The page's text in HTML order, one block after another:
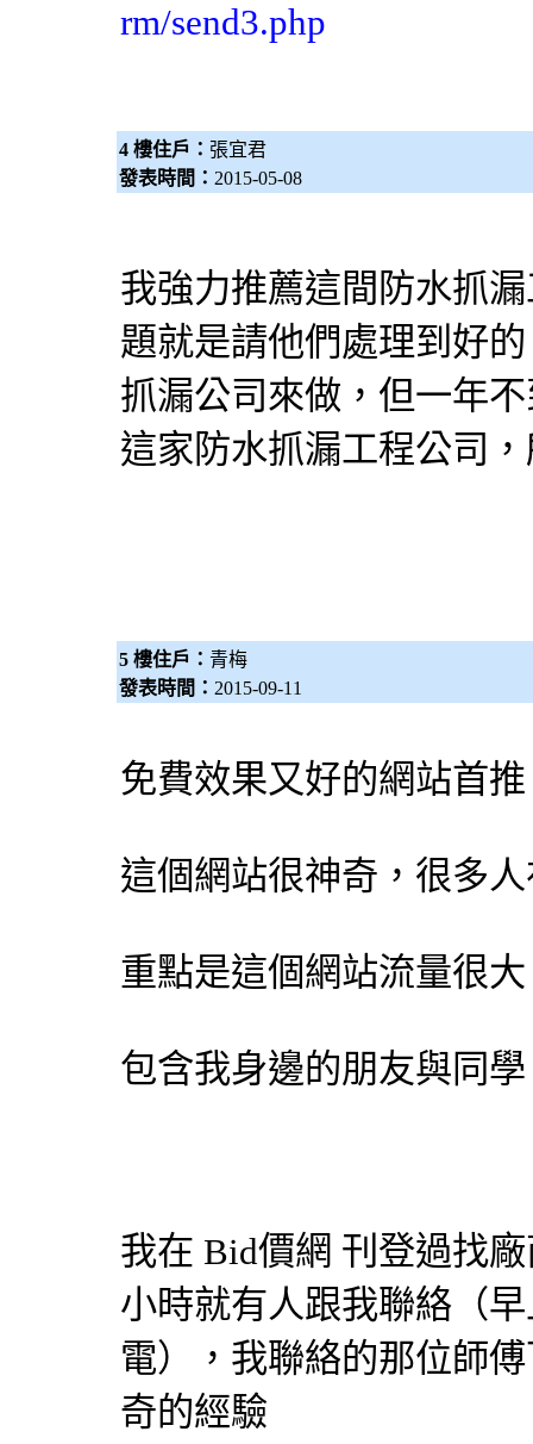
rm/send3.php
4 樓住戶： 張宜君
發表時間： 2015-05-08
我強力推薦這間防水抓
題就是請他們處理到好
抓漏公司來做，但一年
這家防水抓漏工程公司
5 樓住戶： 青梅
發表時間： 2015-09-11
免費效果又好的網站首
這個網站很神奇，很多
重點是這個網站流量很
包含我身邊的朋友與同學
我在 Bid價網 刊登過找
小時就有人跟我聯絡（
電），我聯絡的那位師
奇的經驗